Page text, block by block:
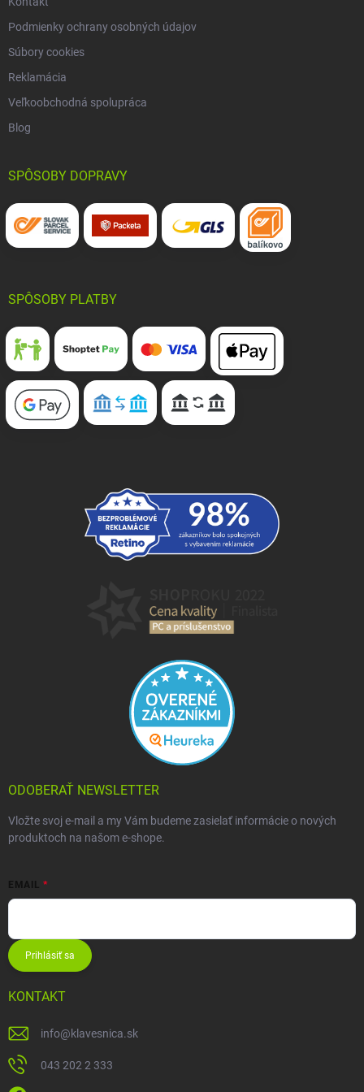
Podmienky ochrany osobných údajov
Súbory cookies
Reklamácia
Veľkoobchodná spolupráca
Blog
SPÔSOBY DOPRAVY
SPÔSOBY PLATBY
ODOBERAŤ NEWSLETTER
Vložte svoj e-mail a my Vám budeme zasielať informácie o nových
produktoch na našom e-shope.
EMAIL
Prihlásiť sa
KONTAKT
info@klavesnica.sk
043 202 2 333